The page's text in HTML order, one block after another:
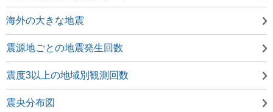
海外の大きな地震
震源地ごとの地震発生回数
震度3以上の地域別観測回数
震央分布図